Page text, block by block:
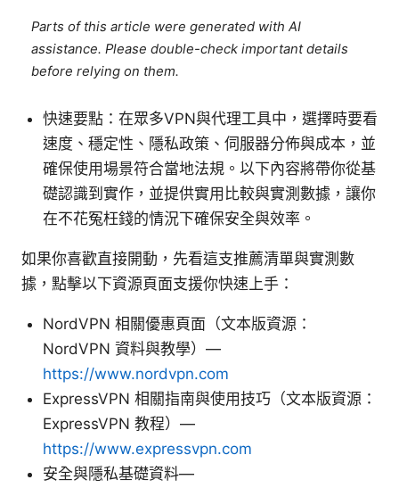
Parts of this article were generated with AI
assistance. Please double-check important details
before relying on them.
快速要點：在眾多VPN與代理工具中，選擇時要看
速度、穩定性、隱私政策、伺服器分佈與成本，並
確保使用場景符合當地法規。以下內容將帶你從基
礎認識到實作，並提供實用比較與實測數據，讓你
在不花冤枉錢的情況下確保安全與效率。
如果你喜歡直接開動，先看這支推薦清單與實測數
據，點擊以下資源頁面支援你快速上手：
NordVPN 相關優惠頁面（文本版資源：
NordVPN 資料與教學）—
https://www.nordvpn.com
ExpressVPN 相關指南與使用技巧（文本版資源：
ExpressVPN 教程）—
https://www.expressvpn.com
安全與隱私基礎資料—